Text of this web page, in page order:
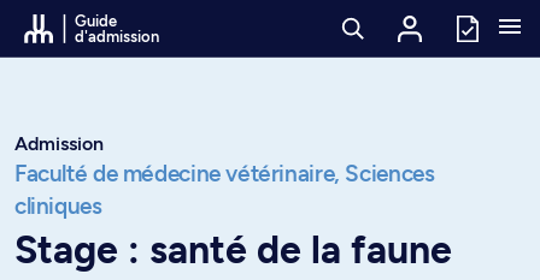
Passer au contenu
Guide
d'admission
Admission
Faculté de médecine vétérinaire, Sciences
cliniques
Stage : santé de la faune